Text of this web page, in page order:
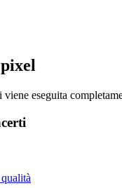
eseguita